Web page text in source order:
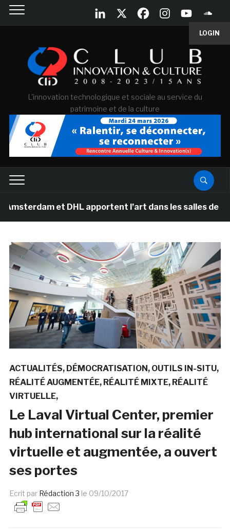
LOGIN
L'innovation technologique et sociale au service du
patrimoine et de la culture
et DHL apportent l’art dans les salles de classe
ACTUALITÉS DÉMOCRATISATION OUTILS IN-SITU
RÉALITÉ AUGMENTÉE RÉALITÉ MIXTE RÉALITÉ
VIRTUELLE
Le Laval Virtual Center, premier
hub international sur la réalité
virtuelle et augmentée, a ouvert
ses portes
Ecrit par Rédaction 3 le 09/10/2017